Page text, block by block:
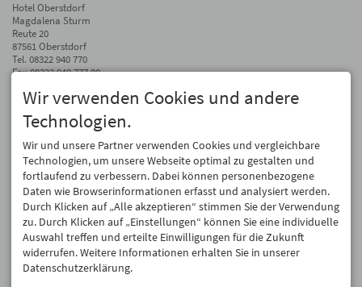
Hotel Oberstdorf
Magdalena Sturm
Reute 20
87561 Oberstdorf
Tel. 08322 940 770
Fax 08322 940 777 00
info@hotel-oberstdorf.de
Auf dem Laufenden bleiben
Wir geben Ihre E-Mail-Adresse nicht weiter. Wir mögen auch keinen Spam.
Versprochen! Eine Abmeldung ist jederzeit möglich.
Anmelden
Wir verwenden Cookies und andere
Technologien.
Wir und unsere Partner verwenden Cookies und vergleichbare
Technologien, um unsere Webseite optimal zu gestalten und
fortlaufend zu verbessern. Dabei können personenbezogene
Daten wie Browserinformationen erfasst und analysiert werden.
Durch Klicken auf „Alle akzeptieren“ stimmen Sie der Verwendung
zu. Durch Klicken auf „Einstellungen“ können Sie eine individuelle
Auswahl treffen und erteilte Einwilligungen für die Zukunft
widerrufen. Weitere Informationen erhalten Sie in unserer
Datenschutzerklärung.